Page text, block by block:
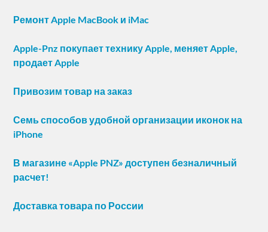
Ремонт Apple MacBook и iMac
Apple-Pnz покупает технику Apple, меняет Apple,
продает Apple
Привозим товар на заказ
Семь способов удобной организации иконок на
iPhone
В магазине «Apple PNZ» доступен безналичный
расчет!
Доставка товара по России